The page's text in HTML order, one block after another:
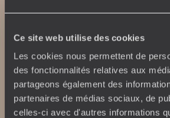
Ce site web utilise des cookies
Les cookies nous permettent de
des fonctionnalités relatives aux
partageons également des
partenaires de médias sociaux, de
celles-ci avec d'autres informations
Abonnez-vous à notre newsletter
Lire notre politique de confidentialité